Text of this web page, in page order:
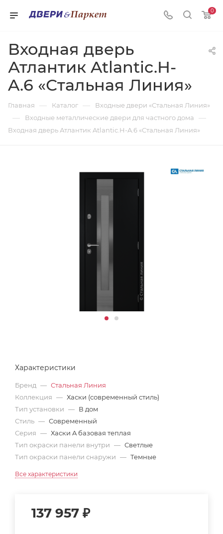
0
Входная дверь
Атлантик Atlantic.H-
A.6 «Стальная Линия»
Главная — Каталог — Входные двери «Стальная Линия»
— Входные металлические двери для частного дома —
Входная дверь Атлантик Atlantic.H-A.6 «Стальная Линия»
Характеристики
Бренд — Стальная Линия
Коллекция — Хаски (современный стиль)
Тип установки — В дом
Стиль — Современный
Серия — Хаски A базовая теплая
Тип окраски панели внутри — Светлые
Тип окраски панели снаружи — Темные
Все характеристики
137 957 ₽